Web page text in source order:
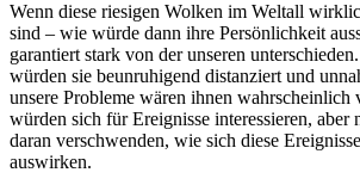
Wenn diese riesigen Wolken im Weltall
sind – wie würde dann ihre Persönlichkeit
garantiert stark von der unseren
würden sie beunruhigend distanziert und
unsere Probleme wären ihnen wahrscheinlich
würden sich für Ereignisse interessieren, aber
daran verschwenden, wie sich diese
auswirken.